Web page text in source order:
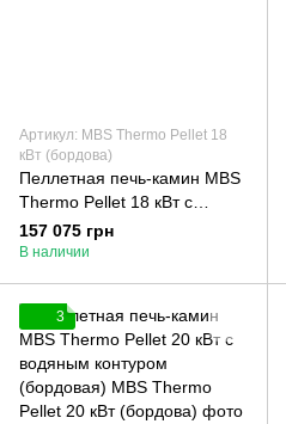
Артикул: MBS Thermo Pellet 18
кВт (бордова)
Пеллетная печь-камин MBS
Thermo Pellet 18 кВт с
водяным контуром
(бордовая)
157 075 грн
В наличии
3